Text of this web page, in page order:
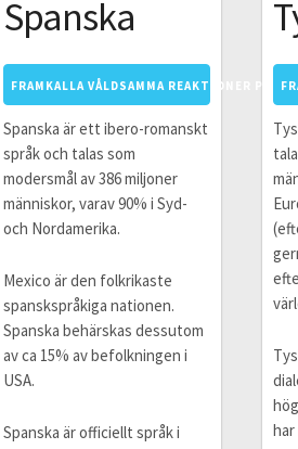
Spanska
FRAMKALLA VÅLDSAMMA REAKTIONER PÅ
Spanska är ett ibero-romanskt
språk och talas som
modersmål av 386 miljoner
människor, varav 90% i Syd-
och Nordamerika.
Mexico är den folkrikaste
spanskspråkiga nationen.
Spanska behärskas dessutom
av ca 15% av befolkningen i
USA.
Spanska är officiellt språk i